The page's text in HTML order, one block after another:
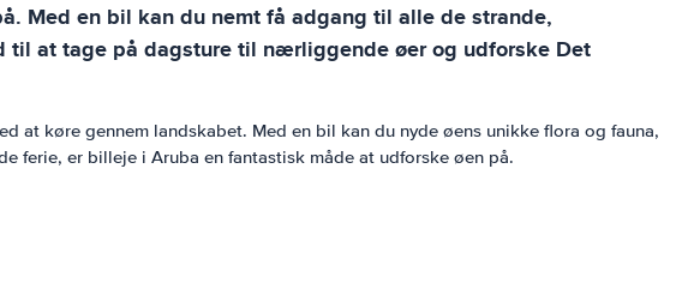
Med en bil kan du nemt få adgang til alle de strande,
til at tage på dagsture til nærliggende øer og udforske Det
at køre gennem landskabet. Med en bil kan du nyde øens unikke flora og fauna,
ferie, er billeje i Aruba en fantastisk måde at udforske øen på.